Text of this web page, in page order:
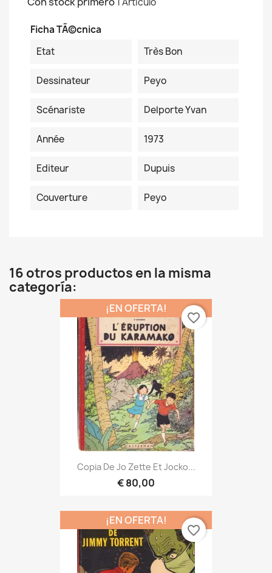
Ficha TÃ©cnica
Etat
Très Bon
Dessinateur Peyo
Scénariste Delporte Yvan
Année 1973
Editeur Dupuis
Couverture Peyo
16 otros productos en la misma
categoría:
Copia De Jo Zette Et Jocko...
€ 80,00
¡EN OFERTA!
favorite_border
¡EN OFERTA!
favorite_border